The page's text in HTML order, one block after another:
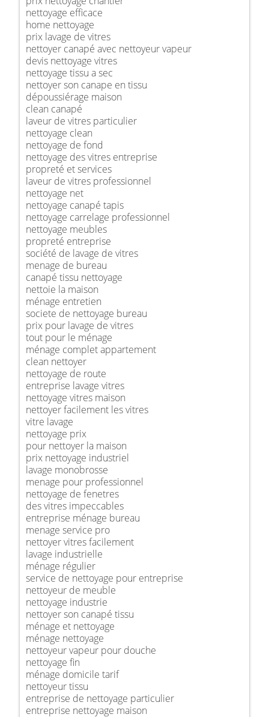
nettoyage efficace
home nettoyage
prix lavage de vitres
nettoyer canapé avec nettoyeur vapeur
devis nettoyage vitres
nettoyage tissu a sec
nettoyer son canape en tissu
dépoussiérage maison
clean canapé
laveur de vitres particulier
nettoyage clean
nettoyage de fond
nettoyage des vitres entreprise
propreté et services
laveur de vitres professionnel
nettoyage net
nettoyage canapé tapis
nettoyage carrelage professionnel
nettoyage meubles
propreté entreprise
société de lavage de vitres
menage de bureau
canapé tissu nettoyage
nettoie la maison
ménage entretien
societe de nettoyage bureau
prix pour lavage de vitres
tout pour le ménage
ménage complet appartement
clean nettoyer
nettoyage de route
entreprise lavage vitres
nettoyage vitres maison
nettoyer facilement les vitres
vitre lavage
nettoyage prix
pour nettoyer la maison
prix nettoyage industriel
lavage monobrosse
menage pour professionnel
nettoyage de fenetres
des vitres impeccables
entreprise ménage bureau
menage service pro
nettoyer vitres facilement
lavage industrielle
ménage régulier
service de nettoyage pour entreprise
nettoyeur de meuble
nettoyage industrie
nettoyer son canapé tissu
ménage et nettoyage
ménage nettoyage
nettoyeur vapeur pour douche
nettoyage fin
ménage domicile tarif
nettoyeur tissu
entreprise de nettoyage particulier
entreprise nettoyage maison